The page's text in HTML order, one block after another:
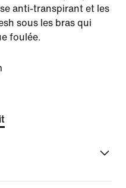
anti-transpirant et les
sous les bras qui
foulée.